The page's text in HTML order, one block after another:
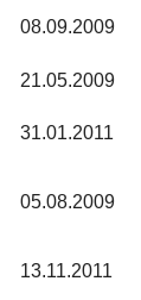
08.09.2009
21.05.2009
31.01.2011
05.08.2009
13.11.2011